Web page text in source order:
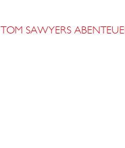
TOM SAWYERS